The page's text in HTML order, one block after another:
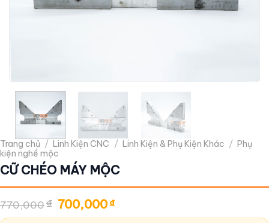
Trang chủ / Linh Kiện CNC / Linh Kiện & Phụ Kiện Khác / Phụ
kiện nghề mộc
CỮ CHÉO MÁY MỘC
770,000₫ Giá
gốc
700,000₫Giá